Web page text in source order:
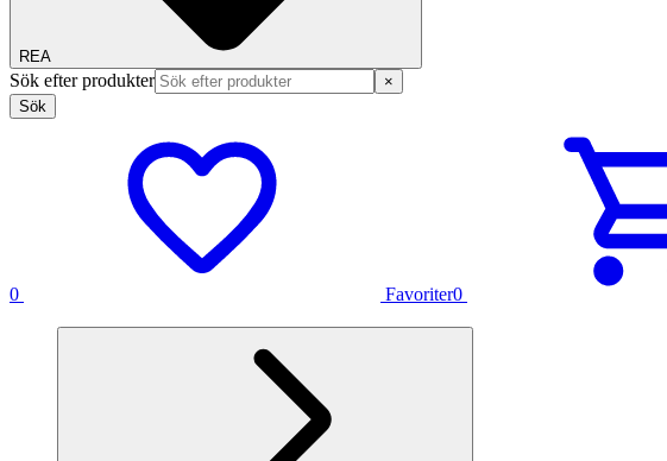
REA
Sök efter produkter
×
Sök
0 Favoriter0